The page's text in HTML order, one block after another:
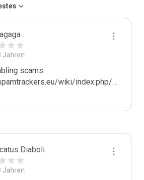
Jahren
scams
wiki/index.php/
Diaboli
Jahren